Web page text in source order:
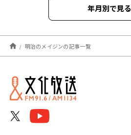
年月別で見る
2026年08月
2026年07月
2026年06月
明治のメイジンの記事一覧